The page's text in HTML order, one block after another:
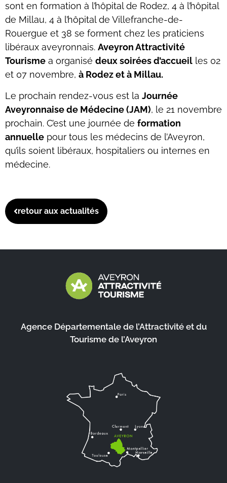
sont en formation à l’hôpital de Rodez, 4 à l’hôpital
de Millau, 4 à l’hôpital de Villefranche-de-
Rouergue et 38 se forment chez les praticiens
libéraux aveyronnais. Aveyron Attractivité
Tourisme a organisé deux soirées d’accueil les 02
et 07 novembre, à Rodez et à Millau.
Le prochain rendez-vous est la Journée
Aveyronnaise de Médecine (JAM), le 21 novembre
prochain. C’est une journée de formation
annuelle pour tous les médecins de l’Aveyron,
qu’ils soient libéraux, hospitaliers ou internes en
médecine.
retour aux actualités
Agence Départementale de l’Attractivité et du
Tourisme de l’Aveyron